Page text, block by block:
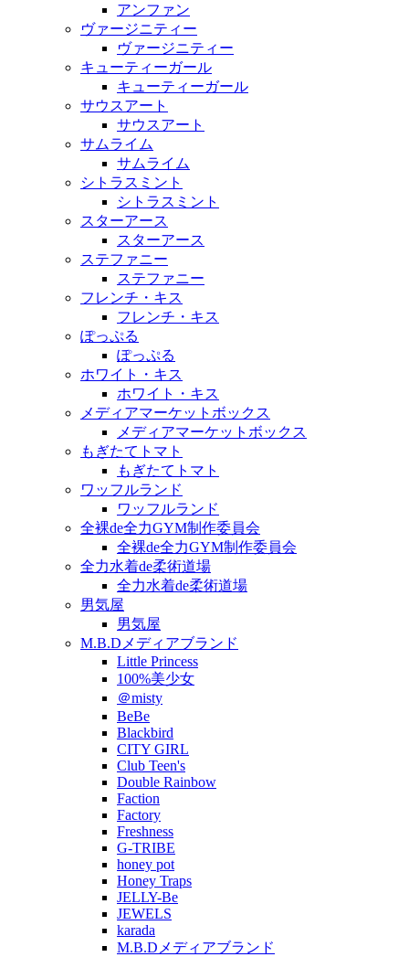
アンファン
ヴァージニティー
ヴァージニティー
キューティーガール
キューティーガール
サウスアート
サウスアート
サムライム
サムライム
シトラスミント
シトラスミント
スターアース
スターアース
ステファニー
ステファニー
フレンチ・キス
フレンチ・キス
ぽっぷる
ぽっぷる
ホワイト・キス
ホワイト・キス
メディアマーケットボックス
メディアマーケットボックス
もぎたてトマト
もぎたてトマト
ワッフルランド
ワッフルランド
全裸de全力GYM制作委員会
全裸de全力GYM制作委員会
全力水着de柔術道場
全力水着de柔術道場
男気屋
男気屋
M.B.Dメディアブランド
Little Princess
100%美少女
＠misty
BeBe
Blackbird
CITY GIRL
Club Teen's
Double Rainbow
Faction
Factory
Freshness
G-TRIBE
honey pot
Honey Traps
JELLY-Be
JEWELS
karada
M.B.Dメディアブランド